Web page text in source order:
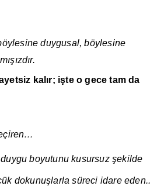
duygusal, böylesine
kalır; işte o gece tam da
boyutunu kusursuz şekilde
dokunuşlarla süreci idare eden..